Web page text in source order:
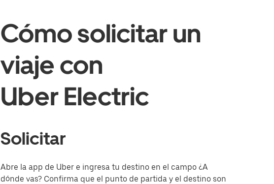
Cómo solicitar un
viaje con
Uber Electric
Solicitar
Abre la app de Uber e ingresa tu destino en el campo ¿A
dónde vas? Confirma que el punto de partida y el destino son